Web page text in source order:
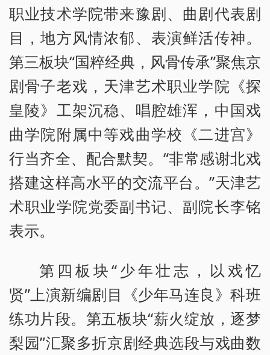
职业技术学院带来豫剧、曲剧代表剧
目，地方风情浓郁、表演鲜活传神。
第三板块“国粹经典，风骨传承”聚焦京
剧骨子老戏，天津艺术职业学院《探
皇陵》工架沉稳、唱腔雄浑，中国戏
曲学院附属中等戏曲学校《二进宫》
行当齐全、配合默契。“非常感谢北戏
搭建这样高水平的交流平台。”天津艺
术职业学院党委副书记、副院长李铭
表示。
第四板块“少年壮志，以戏忆
贤”上演新编剧目《少年马连良》科班
练功片段。第五板块“薪火绽放，逐梦
梨园”汇聚多折京剧经典选段与戏曲数